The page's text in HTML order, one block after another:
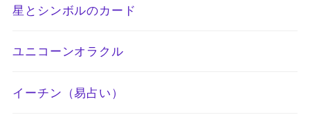
星とシンボルのカード
ユニコーンオラクル
イーチン（易占い）